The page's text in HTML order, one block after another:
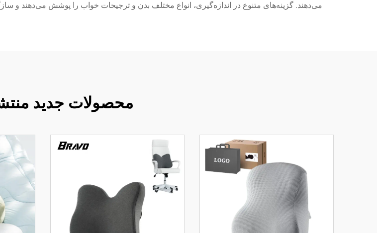
می‌دهند. گزینه‌های متنوع در اندازه‌گیری، انواع مختلف بدن و ترجیحات خواب را پوشش می‌دهند و
محصولات جدید